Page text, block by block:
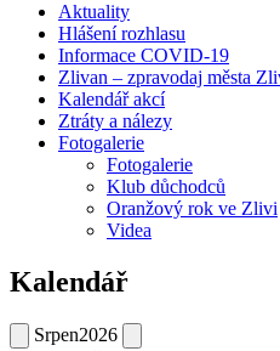
Aktuality
Hlášení rozhlasu
Informace COVID-19
Zlivan – zpravodaj města
Kalendář akcí
Ztráty a nálezy
Fotogalerie
Fotogalerie
Klub důchodců
Oranžový rok ve Zlivi
Videa
Kalendář
Srpen2026